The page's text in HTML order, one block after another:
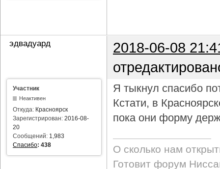
эдвадуард
2018-06-08
Участник
Неактивен
Откуда: Красноярск
Зарегистрирован: 2016-08-
20
Сообщений: 1,983
Спасибо: 438
Я тыкнул спасибо
Кстати, в
пока они форму
О сколько нам
Готовит форум